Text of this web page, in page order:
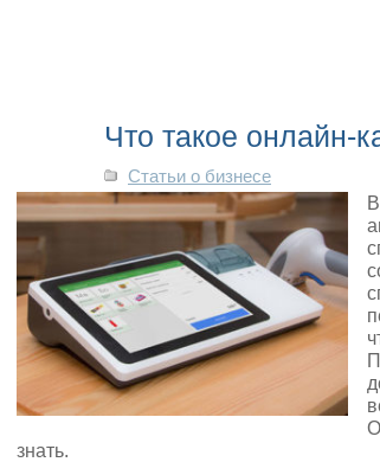
Что такое онлайн-
Статьи о бизнесе
знать.